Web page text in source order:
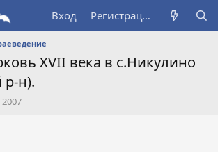
Вход Регистрация
XVII века в с.Никулино
р-н).